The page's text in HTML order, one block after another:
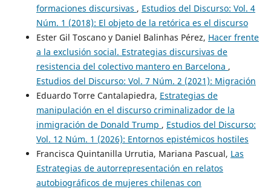
formaciones discursivas , Estudios del Discurso: Vol. 4
Núm. 1 (2018): El objeto de la retórica es el discurso
Ester Gil Toscano y Daniel Balinhas Pérez, Hacer frente
a la exclusión social. Estrategias discursivas de
resistencia del colectivo mantero en Barcelona ,
Estudios del Discurso: Vol. 7 Núm. 2 (2021): Migración
Eduardo Torre Cantalapiedra, Estrategias de
manipulación en el discurso criminalizador de la
inmigración de Donald Trump , Estudios del Discurso:
Vol. 12 Núm. 1 (2026): Entornos epistémicos hostiles
Francisca Quintanilla Urrutia, Mariana Pascual, Las
Estrategias de autorrepresentación en relatos
autobiográficos de mujeres chilenas con